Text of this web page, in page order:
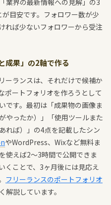
業界の最新情報への見解」の3
目安です。フォロワー数が少
れば少ないフォロワーから受注
成果」の2軸で作る
ーランスは、それだけで候補か
ポートフォリオを作ろうとして
です。最初は「成果物の画像ま
やったか）」「使用ツールまた
れば）」の4点を記載したシン
やWordPress、Wixなど無料ま
使えば2〜3時間で公開できま
くことで、3ヶ月後には見応え
フリーランスのポートフォリオ
解説しています。